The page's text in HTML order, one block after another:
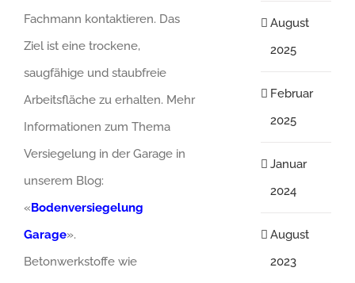
Fachmann kontaktieren. Das
Ziel ist eine trockene,
saugfähige und staubfreie
Arbeitsfläche zu erhalten. Mehr
Informationen zum Thema
Versiegelung in der Garage in
unserem Blog:
«Bodenversiegelung
Garage».
Betonwerkstoffe wie
August
2025
Februar
2025
Januar
2024
August
2023